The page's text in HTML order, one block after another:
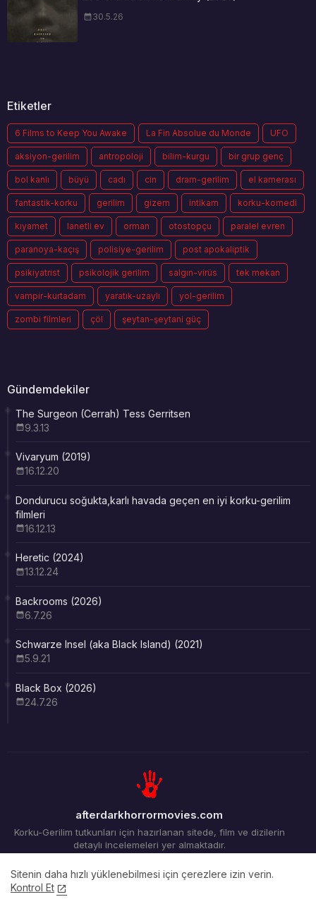
30.5.26
Etiketler
6 Films to Keep You Awake La Fin Absolue du Monde UFO
aksiyon-gerilim antropoloji bilim-kurgu bir grup genç
bol kanlı büyü cadı cin dram-gerilim el kamerası
fantastik-korku gerilim gizem intikam korku-komedi
kıyamet lanetli ev orman otostopçu paralel evren
paranoya-kaçış polisiye-gerilim post apokaliptik
psikiyatrist psikolojik gerilim salgın-virüs tek mekan
vampir-kurtadam yaratık-uzaylı yol-gerilim
zombi filmleri çöl şeytan-şeytani güç
Gündemdekiler
The Surgeon (Cerrah) Tess Gerritsen
9.3.13
Vivaryum (2019)
16.12.20
Dondurucu soğukta,karlı havada geçen en iyi korku-gerilim
filmleri
16.12.13
Heretic (2024)
13.12.24
Backrooms (2026)
6.7.26
Schwarze Insel (aka Black Island) (2021)
5.9.21
Black Box (2026)
24.7.26
afterdarkhorrormovies.com
Korku-Gerilim tutkunları için hazırlanan sitede, film ve dizilerin
detaylı incelemeleri yer almaktadır.
Sitenin daha hızlı yüklenebilmesi için çerezlere izin verin.
Kontrol Et